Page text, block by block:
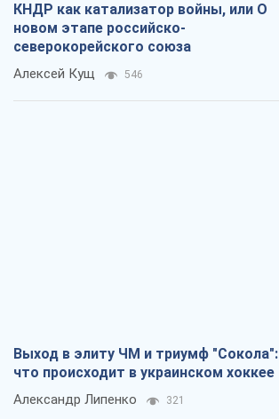
КНДР как катализатор войны, или О
новом этапе российско-
северокорейского союза
Алексей Кущ 546
Выход в элиту ЧМ и триумф "Сокола":
что происходит в украинском хоккее
Александр Липенко 321